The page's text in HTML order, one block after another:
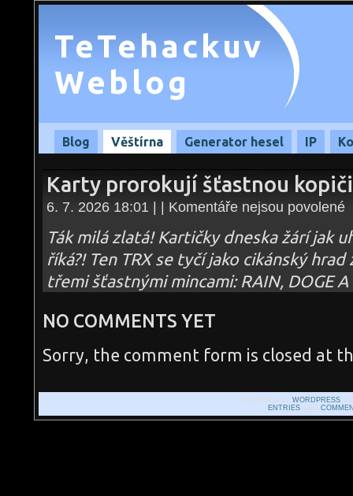
TeTehackuv
Weblog
Blog Věštírna Generator hesel IP
Karty prorokují šťastnou
6. 7. 2026 18:01 | | Komentáře nejsou povolené
–
Ták milá zlatá! Kartičky dneska žárí jak
říká?! Ten TRX se tyčí jako cikánský
třemi šťastnými mincami: RAIN, DOGE
NO COMMENTS YET
Sorry, the comment form is closed at
POWERED BY WORDPRESS
ENTRIESAND